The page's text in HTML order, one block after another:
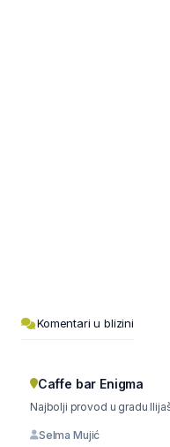
Komentari u blizini
Caffe bar Enigma
Najbolji provod u gradu
Selma Mujić